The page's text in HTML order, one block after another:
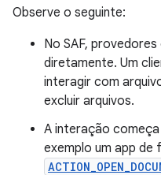
Observe o seguinte:
No SAF,
diretamente. Um
interagir com
excluir arquivos.
A interação
exemplo um app